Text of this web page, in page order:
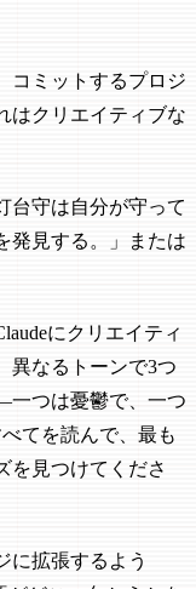
コミットするプロジ
クリエイティブな
台守は自分が守って
発見する。」または
にクリエイティ
異なるトーンで3つ
つは憂鬱で、一つ
てを読んで、最も
を見つけてくださ
に拡張するよう